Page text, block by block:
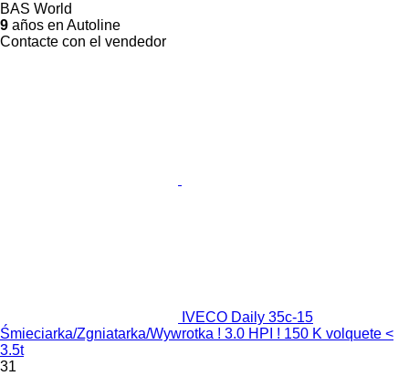
BAS World
9 años en Autoline
Contacte con el vendedor
IVECO Daily 35c-15
Śmieciarka/Zgniatarka/Wywrotka ! 3.0 HPI ! 150 K volquete <
3.5t
31